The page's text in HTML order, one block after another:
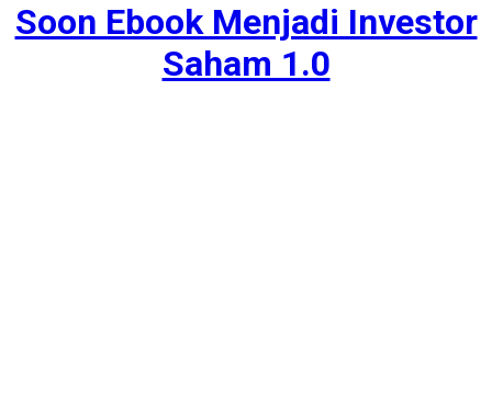
Soon Ebook Menjadi Investor
Saham 1.0